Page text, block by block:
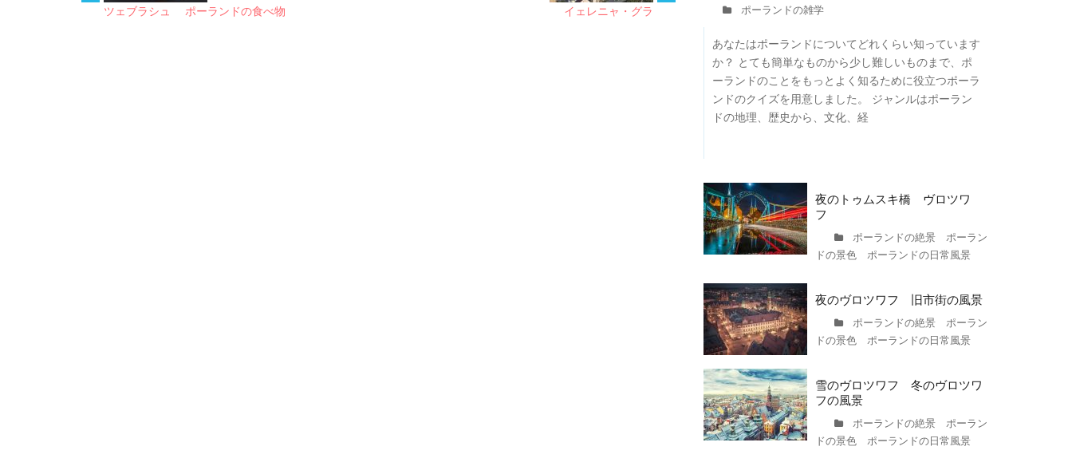
ツェブラシュ ポーランドの食べ物 イェレニャ・グラ ポーランドの雑学
あなたはポーランドについてどれくらい知っています
か？ とても簡単なものから少し難しいものまで、ポ
ーランドのことをもっとよく知るために役立つポーラ
ンドのクイズを用意しました。 ジャンルはポーラン
ドの地理、歴史から、文化、経
夜のトゥムスキ橋 ヴロツワ
フ
ポーランドの絶景 ポーラン
ドの景色 ポーランドの日常風景
夜のヴロツワフ 旧市街の風景
ポーランドの絶景 ポーラン
ドの景色 ポーランドの日常風景
雪のヴロツワフ 冬のヴロツワ
フの風景
ポーランドの絶景 ポーラン
ドの景色 ポーランドの日常風景